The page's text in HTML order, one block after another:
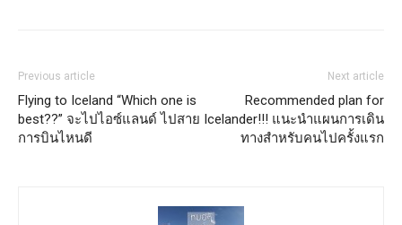
Previous article
Flying to Iceland “Which one is
best??” จะไปไอซ์แลนด์ ไปสาย
การบินไหนดี
Next article
Recommended plan for
Icelander!!! แนะนำแผนการเดิน
ทางสำหรับคนไปครั้งแรก